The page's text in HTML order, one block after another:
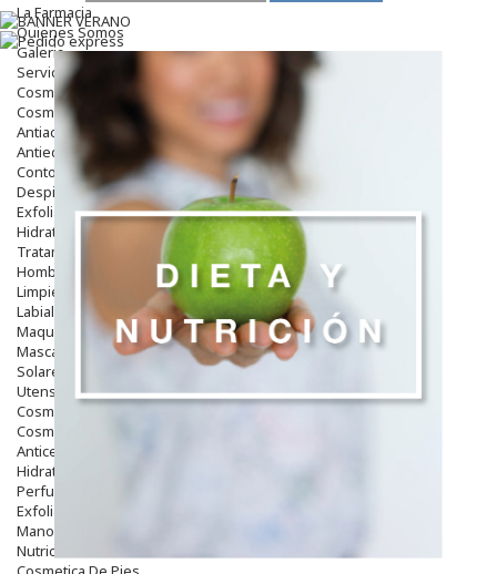
La Farmacia
Quienes Somos
Galeria
Servicios
Cosmética
Cosmética Facial
Antiacné
Antiedad
Contorno De Ojos
Despigmentantes
Exfoliantes
Hidratantes
Tratamientos De Noche
Hombre
Limpieza
Labiales
Maquillajes Y Color
Mascarillas
Solares
Utensilios
Cosmética Capilar
Cosmética Corporal
Anticelulíticos
Hidratantes Corporales
Perfumes Y Colonias
Exfoliantes Corporales
Manos Y Uñas
Nutricosmética